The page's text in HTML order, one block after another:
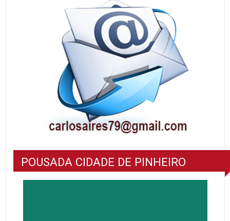
POUSADA CIDADE DE PINHEIRO